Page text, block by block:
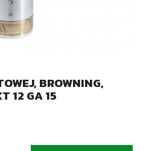
BROWNING,
12 GA 15